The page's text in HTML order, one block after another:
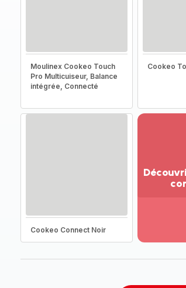
Moulinex Cookeo Touch
Pro Multicuiseur, Balance
intégrée, Connecté
Cookeo
Cookeo Connect Noir
la